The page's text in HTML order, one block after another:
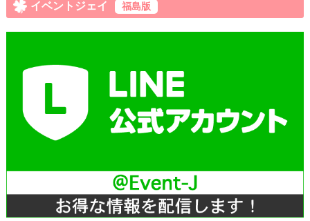
イベントジェイ 福島版